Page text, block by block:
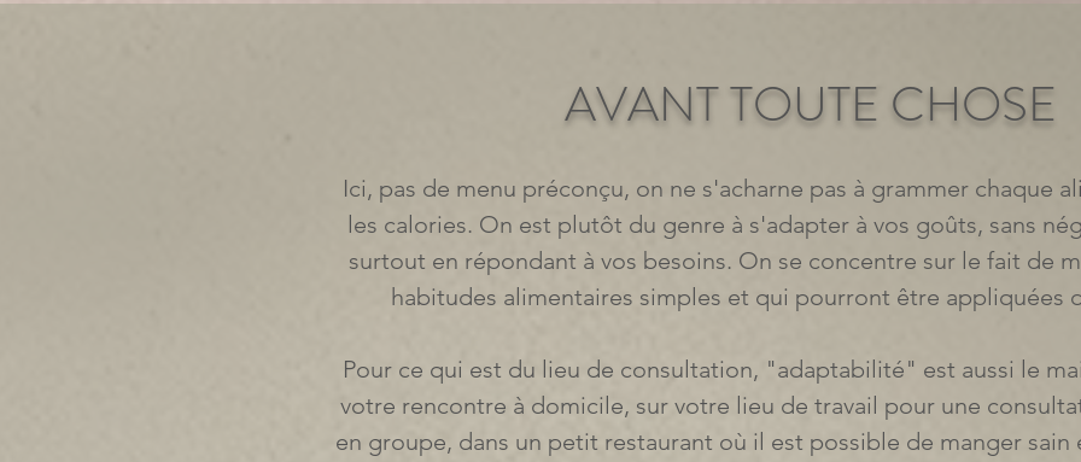
AVANT TOUTE CHOSE
Ici, pas de menu préconçu, on ne s'acharne pas à grammer chaque
les calories. On est plutôt du genre à s'adapter à vos goûts, sans
surtout en répondant à vos besoins. On se concentre sur le fait de
habitudes alimentaires simples et qui pourront être appliquées
Pour ce qui est du lieu de consultation, "adaptabilité" est aussi le
votre rencontre à domicile, sur votre lieu de travail pour une
en groupe, dans un petit restaurant où il est possible de manger sain